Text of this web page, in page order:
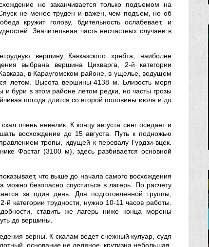
не заканчивается только подъемом на
не менее труден и важен, чем подъем, но об
кружит голову, бдительность ослабевает, и
Значительная часть несчастных случаев в
вершину Кавказского хребта, наиболее
выбрана вершина Цихварга, 2-й категории
в Караугомском районе, в ущелье, ведущем
летом. Высота вершины-4138 м. Близость моря
и бури в этом районе летом редки, но часты грозы
погода длится со второй половины июля и до
очень невелик. К концу августа снег оседает и
восхождение до 15 августа. Путь к подножью
тропы, идущей к перевалу Гурдзи-вцек.
Фастаг (3100 м), здесь разбивается основной
что выше до начала самого восхождения
безопасно спуститься в лагерь. По расчету
за один день. Для подготовленной группы,
трудности, нужно 10-11 часов работы.
ставить же лагерь ниже конца морены
до вершины.
верны. К скалам ведет снежный кулуар, судя
основание не ледяное, крутизна небольшая,